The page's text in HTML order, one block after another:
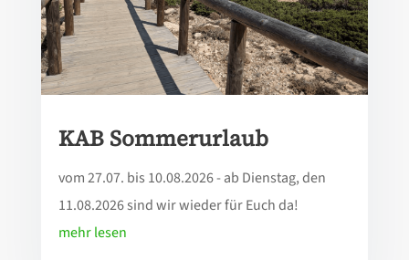
KAB Sommerurlaub
vom 27.07. bis 10.08.2026 - ab Dienstag, den
11.08.2026 sind wir wieder für Euch da!
mehr lesen